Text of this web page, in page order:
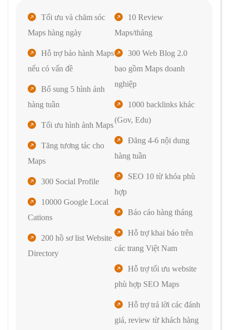
Tối ưu và chăm sóc
Maps hàng ngày
Hỗ trợ bảo hành Maps
nếu có vấn đề
Bổ sung 5 hình ảnh
hàng tuần
Tối ưu hình ảnh Maps
Tăng tương tác cho
Maps
300 Social Profile
10000 Google Local
Cations
200 hồ sơ list Website
Directory
10 Review
Maps/tháng
300 Web Blog 2.0
bao gồm Maps doanh
nghiệp
1000 backlinks khác
(Gov, Edu)
Đăng 4-6 nội dung
hàng tuần
SEO 10 từ khóa phù
hợp
Báo cáo hàng tháng
Hỗ trợ khai báo trên
các trang Việt Nam
Hỗ trợ tối ưu website
phù hợp SEO Maps
Hỗ trợ trả lời các đánh
giá, review từ khách hàng